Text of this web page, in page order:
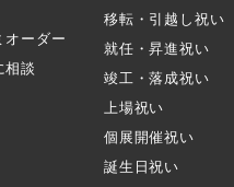
オーダー
相談
移転・引越し祝い
就任・昇進祝い
竣工・落成祝い
上場祝い
個展開催祝い
誕生日祝い